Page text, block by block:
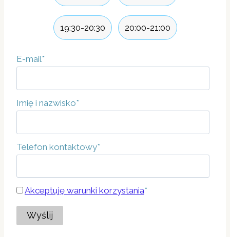
19:30-20:30 20:00-21:00
E-mail*
Imię i nazwisko*
Telefon kontaktowy*
Akceptuję warunki korzystania*
Wyślij